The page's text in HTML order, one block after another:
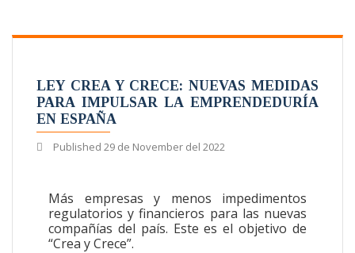
LEY CREA Y CRECE: NUEVAS MEDIDAS
PARA IMPULSAR LA EMPRENDEDURÍA
EN ESPAÑA
Published 29 de November del 2022
Más empresas y menos impedimentos
regulatorios y financieros para las nuevas
compañías del país. Este es el objetivo de
“Crea y Crece”.